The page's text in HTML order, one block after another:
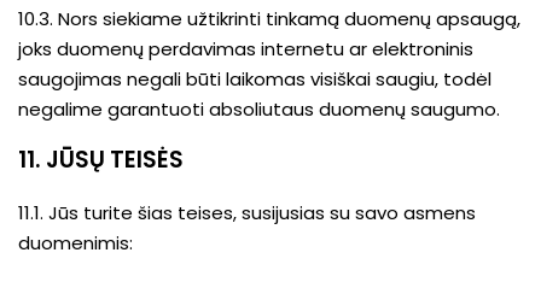
10.3. Nors siekiame užtikrinti tinkamą duomenų apsaugą,
joks duomenų perdavimas internetu ar elektroninis
saugojimas negali būti laikomas visiškai saugiu, todėl
negalime garantuoti absoliutaus duomenų saugumo.
11. JŪSŲ TEISĖS
11.1. Jūs turite šias teises, susijusias su savo asmens
duomenimis: